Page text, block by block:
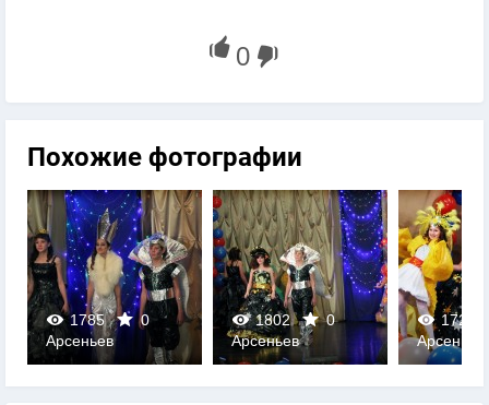
Похожие фотографии
1785
0
0
Арсеньев
1802
0
0
Арсеньев
1720
0
Арсеньев